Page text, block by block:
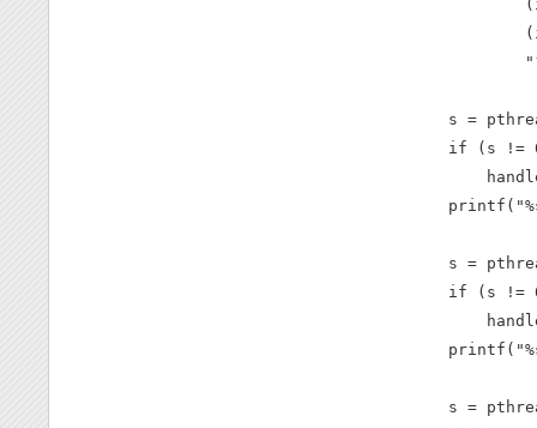
s =
if (s !=
s =
if (s !=
s =